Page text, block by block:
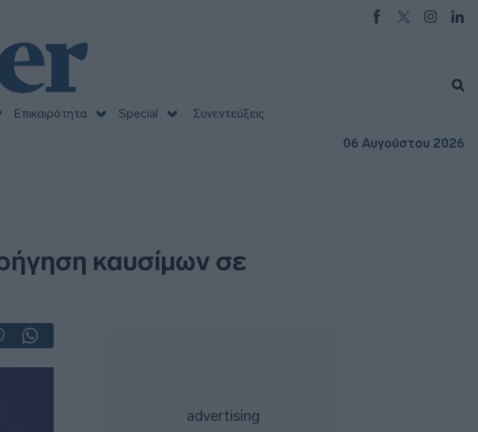
Επικαιρότητα Special
Συνεντεύξεις
06 Αυγούστου 2026
καυσίμων σε